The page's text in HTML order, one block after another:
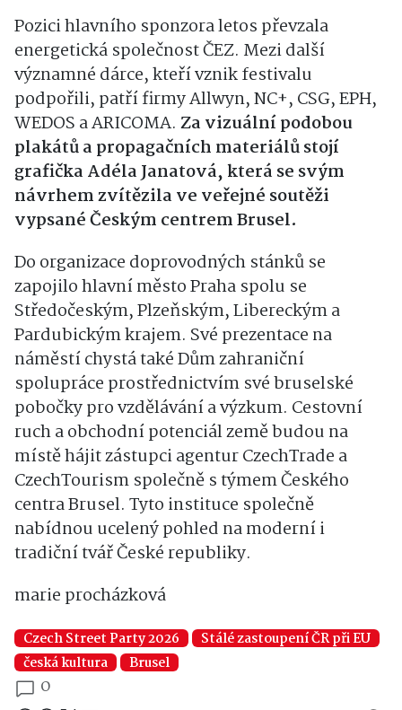
Pozici hlavního sponzora letos převzala
energetická společnost ČEZ. Mezi další
významné dárce, kteří vznik festivalu
podpořili, patří firmy Allwyn, NC+, CSG, EPH,
WEDOS a ARICOMA. Za vizuální podobou
plakátů a propagačních materiálů stojí
grafička Adéla Janatová, která se svým
návrhem zvítězila ve veřejné soutěži
vypsané Českým centrem Brusel.
Do organizace doprovodných stánků se
zapojilo hlavní město Praha spolu se
Středočeským, Plzeňským, Libereckým a
Pardubickým krajem. Své prezentace na
náměstí chystá také Dům zahraniční
spolupráce prostřednictvím své bruselské
pobočky pro vzdělávání a výzkum. Cestovní
ruch a obchodní potenciál země budou na
místě hájit zástupci agentur CzechTrade a
CzechTourism společně s týmem Českého
centra Brusel. Tyto instituce společně
nabídnou ucelený pohled na moderní i
tradiční tvář České republiky.
marie procházková
Czech Street Party 2026
Stálé zastoupení ČR při EU
česká kultura
Brusel
0